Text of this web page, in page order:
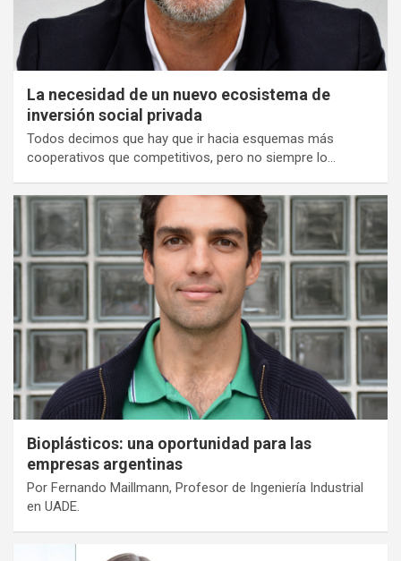
La necesidad de un nuevo ecosistema de
inversión social privada
Todos decimos que hay que ir hacia esquemas más
cooperativos que competitivos, pero no siempre lo…
Bioplásticos: una oportunidad para las
empresas argentinas
Por Fernando Maillmann, Profesor de Ingeniería Industrial
en UADE.